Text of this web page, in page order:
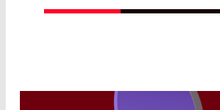
beide Kristallseiten getrennt